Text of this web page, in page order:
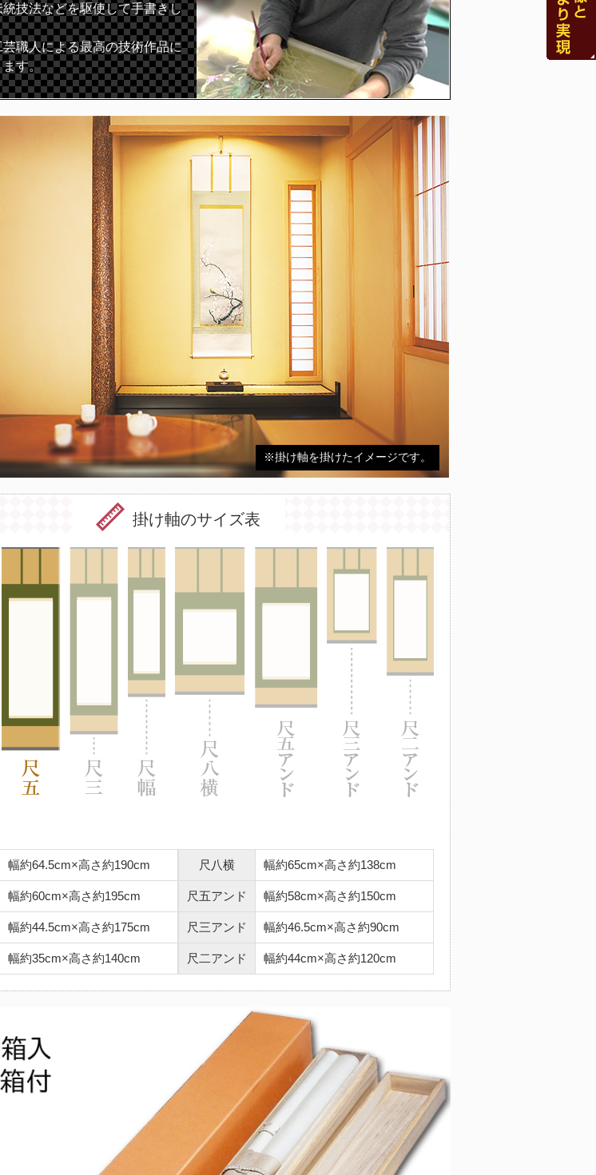
技法などを駆使して手書きし
職人による最高の技術作品に
ます。
※掛け軸を掛けたイメージです。
掛け軸のサイズ表
幅約64.5cm×高さ約190cm
幅約60cm×高さ約195cm
幅約44.5cm×高さ約175cm
幅約35cm×高さ約140cm
尺八横 幅約65cm×高さ約138cm
尺五アンド 幅約58cm×高さ約150cm
尺三アンド 幅約46.5cm×高さ約90cm
尺二アンド 幅約44cm×高さ約120cm